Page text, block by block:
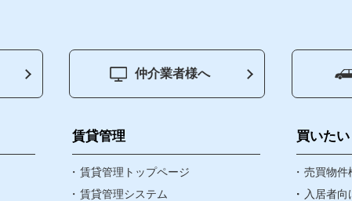
トップページ
借りたい
お気に入り物件
賃貸管理
仲介業者様へ
賃貸管理
賃貸管理トップページ
賃貸管理システム
買いた
売買物件
入居者